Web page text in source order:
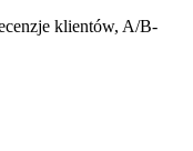
klientów, A/B-